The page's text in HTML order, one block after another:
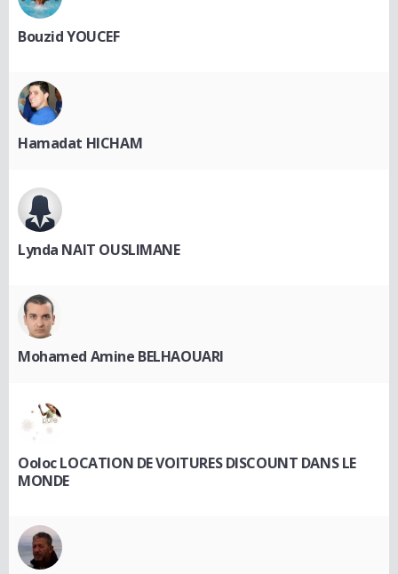
Bouzid YOUCEF
Hamadat HICHAM
Lynda NAIT OUSLIMANE
Mohamed Amine BELHAOUARI
Ooloc LOCATION DE VOITURES DISCOUNT DANS LE
MONDE